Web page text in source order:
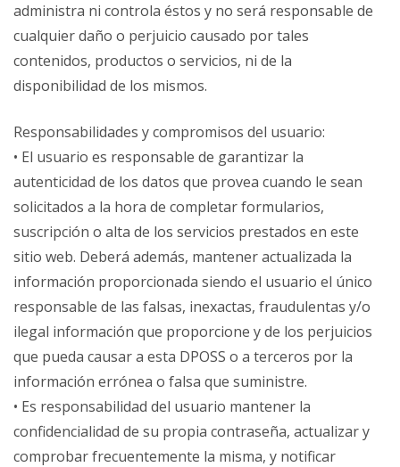
administra ni controla éstos y no será responsable de
cualquier daño o perjuicio causado por tales
contenidos, productos o servicios, ni de la
disponibilidad de los mismos.
Responsabilidades y compromisos del usuario:
• El usuario es responsable de garantizar la
autenticidad de los datos que provea cuando le sean
solicitados a la hora de completar formularios,
suscripción o alta de los servicios prestados en este
sitio web. Deberá además, mantener actualizada la
información proporcionada siendo el usuario el único
responsable de las falsas, inexactas, fraudulentas y/o
ilegal información que proporcione y de los perjuicios
que pueda causar a esta DPOSS o a terceros por la
información errónea o falsa que suministre.
• Es responsabilidad del usuario mantener la
confidencialidad de su propia contraseña, actualizar y
comprobar frecuentemente la misma, y notificar